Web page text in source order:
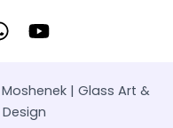
| Glass Art &